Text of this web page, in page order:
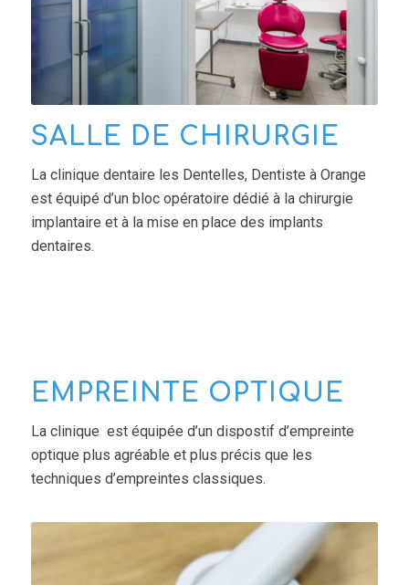
SALLE DE CHIRURGIE
La clinique dentaire les Dentelles, Dentiste à Orange
est équipé d’un bloc opératoire dédié à la chirurgie
implantaire et à la mise en place des implants
dentaires.
EMPREINTE OPTIQUE
La clinique est équipée d’un dispostif d’empreinte
optique plus agréable et plus précis que les
techniques d’empreintes classiques.